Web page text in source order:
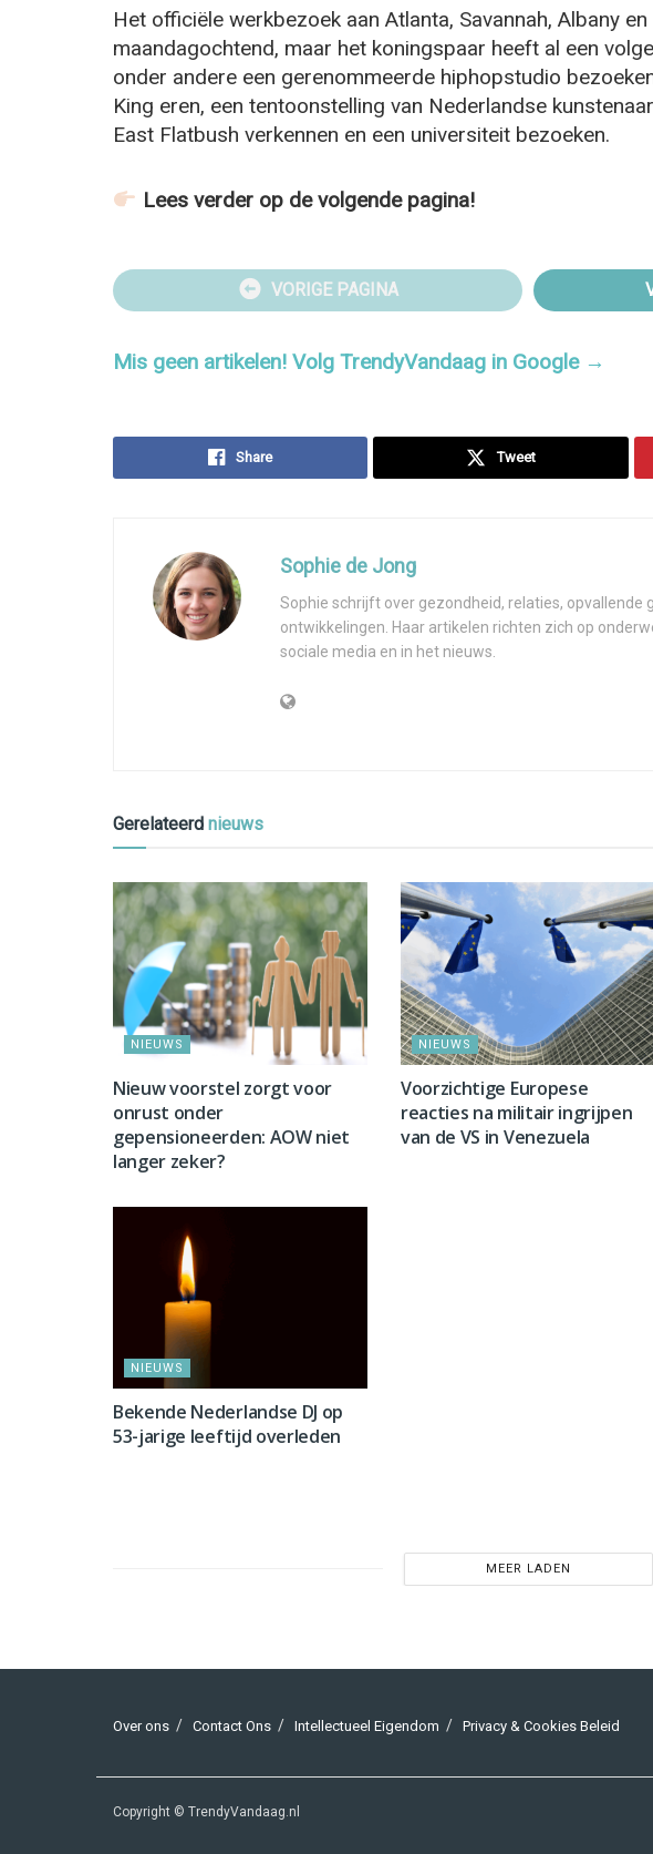
Het officiële werkbezoek aan Atlanta, Savannah, Albany
maandagochtend, maar het koningspaar heeft al een
onder andere een gerenommeerde hiphopstudio
King eren, een tentoonstelling van Nederlandse
East Flatbush verkennen en een universiteit bezoeken.
Lees verder op de volgende pagina!
VORIGE PAGINA
Mis geen artikelen! Volg TrendyVandaag in Google →
Share Tweet
Sophie de Jong
Sophie schrijft over gezondheid, relaties, opvallende
ontwikkelingen. Haar artikelen richten zich op
sociale media en in het nieuws.
Gerelateerd nieuws
NIEUWS
Nieuw voorstel zorgt voor
onrust onder
gepensioneerden: AOW niet
langer zeker?
NIEUWS
Voorzichtige Europese
reacties na militair ingrijpen
van de VS in Venezuela
NIEUWS
Bekende Nederlandse DJ op
53-jarige leeftijd overleden
MEER LADEN
Over ons Contact Ons Intellectueel Eigendom Privacy & Cookies Beleid
Copyright © TrendyVandaag.nl